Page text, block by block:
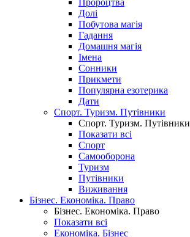
Пророцтва
Долі
Побутова магія
Гадання
Домашня магія
Імена
Сонники
Прикмети
Популярна езотерика
Дати
Спорт. Туризм. Путівники
Спорт. Туризм. Путівники
Показати всі
Спорт
Самооборона
Туризм
Путівники
Виживання
Бізнес. Економіка. Право
Бізнес. Економіка. Право
Показати всі
Економіка. Бізнес